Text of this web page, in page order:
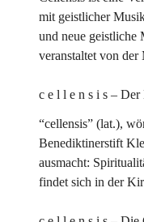
mit geistlicher
und neue geistliche
veranstaltet von der
c e l l e n s i s – Der
“cellensis” (lat.),
Benediktinerstift
ausmacht:
findet sich in der